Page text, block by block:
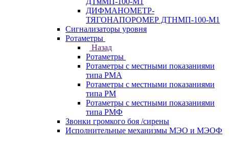
ДИФМАНОМЕТР-
ТЯГОНАПОРОМЕР ДТНМП-100-М1
Сигнализаторы уровня
Ротаметры
Назад
Ротаметры
Ротаметры с местными показаниями
типа РМА
Ротаметры с местными показаниями
типа РМ
Ротаметры с местными показаниями
типа РМФ
Звонки громкого боя /сирены
Исполнительные механизмы МЭО и МЭОФ